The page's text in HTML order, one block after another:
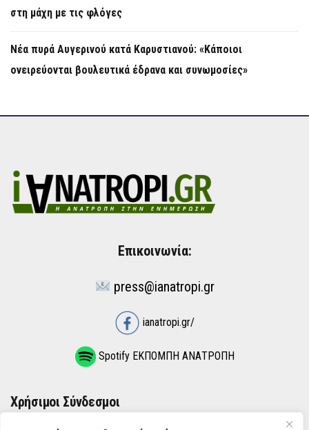
στη μάχη με τις φλόγες
Νέα πυρά Αυγερινού κατά Καρυστιανού: «Κάποιοι
ονειρεύονται βουλευτικά έδρανα και συνωμοσίες»
Επικοινωνία:
press@ianatropi.gr
ianatropi.gr/
Spotify ΕΚΠΟΜΠΗ ΑΝΑΤΡΟΠΗ
Χρήσιμοι Σύνδεσμοι